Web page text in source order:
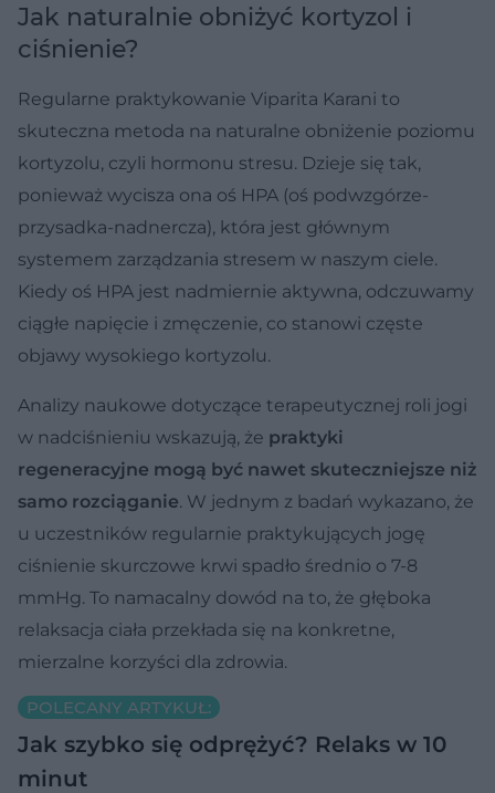
Jak naturalnie obniżyć kortyzol i
ciśnienie?
Regularne praktykowanie Viparita Karani to
skuteczna metoda na naturalne obniżenie poziomu
kortyzolu, czyli hormonu stresu. Dzieje się tak,
ponieważ wycisza ona oś HPA (oś podwzgórze-
przysadka-nadnercza), która jest głównym
systemem zarządzania stresem w naszym ciele.
Kiedy oś HPA jest nadmiernie aktywna, odczuwamy
ciągłe napięcie i zmęczenie, co stanowi częste
objawy wysokiego kortyzolu.
Analizy naukowe dotyczące terapeutycznej roli jogi
w nadciśnieniu wskazują, że praktyki
regeneracyjne mogą być nawet skuteczniejsze niż
samo rozciąganie. W jednym z badań wykazano, że
u uczestników regularnie praktykujących jogę
ciśnienie skurczowe krwi spadło średnio o 7-8
mmHg. To namacalny dowód na to, że głęboka
relaksacja ciała przekłada się na konkretne,
mierzalne korzyści dla zdrowia.
POLECANY ARTYKUŁ:
Jak szybko się odprężyć? Relaks w 10
minut